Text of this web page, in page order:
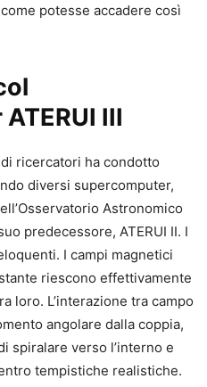
potesse accadere così
III
ricercatori ha condotto
diversi supercomputer,
Astronomico
predecessore, ATERUI II. I
I campi magnetici
riescono effettivamente
loro. L’interazione tra campo
angolare dalla coppia,
spiralare verso l’interno e
tempistiche realistiche.